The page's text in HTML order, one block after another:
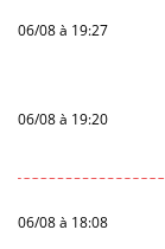
06/08 à 19:27
06/08 à 19:20
06/08 à 18:08